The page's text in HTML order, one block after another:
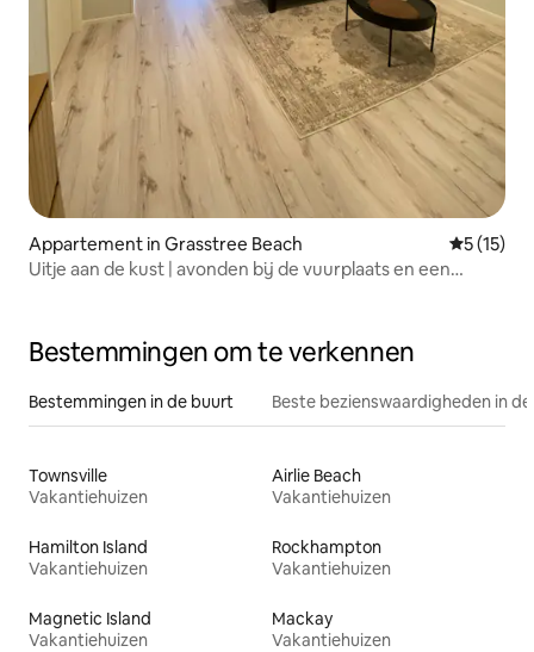
Appartement in Grasstree Beach
5 (15)
Uitje aan de kust | avonden bij de vuurplaats en een
Bestemmingen om te verkennen
Bestemmingen in de buurt Beste bezienswaardigheden in
Townsville
Vakantiehuizen
Airlie Beach
Vakantiehuizen
Hamilton Island
Vakantiehuizen
Rockhampton
Vakantiehuizen
Magnetic Island
Vakantiehuizen
Mackay
Vakantiehuizen